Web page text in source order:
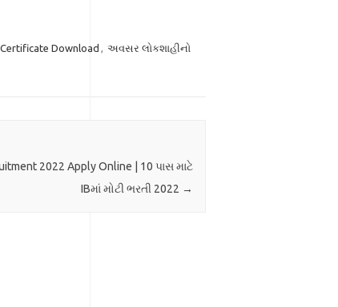
Download , અવસર લોકશાહીનો
2022 Apply Online | 10 પાસ માટે
IBમાં મોટી ભરતી 2022 →